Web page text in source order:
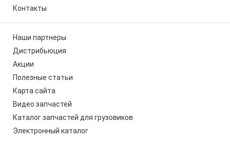
Контакты
Наши партнеры
Дистрибьюция
Акции
Полезные статьи
Карта сайта
Видео запчастей
Каталог запчастей для грузовиков
Электронный каталог